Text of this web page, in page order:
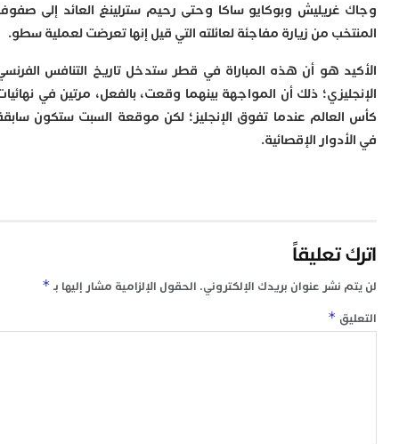
وبوكايو ساكا وحتى رحيم سترلينغ العائد إلى صفوف
من زيارة مفاجئة لعائلته التي قيل إنها تعرضت لعملية سطو.
هو أن هذه المباراة في قطر ستدخل تاريخ التنافس الفرنسي
ذلك أن المواجهة بينهما وقعت، بالفعل، مرتين في نهائيات
عندما تفوق الإنجليز؛ لكن موقعة السبت ستكون سابقة
الإقصائية.
تعليقاً
نشر عنوان بريدك الإلكتروني. الحقول الإلزامية مشار إليها بـ*